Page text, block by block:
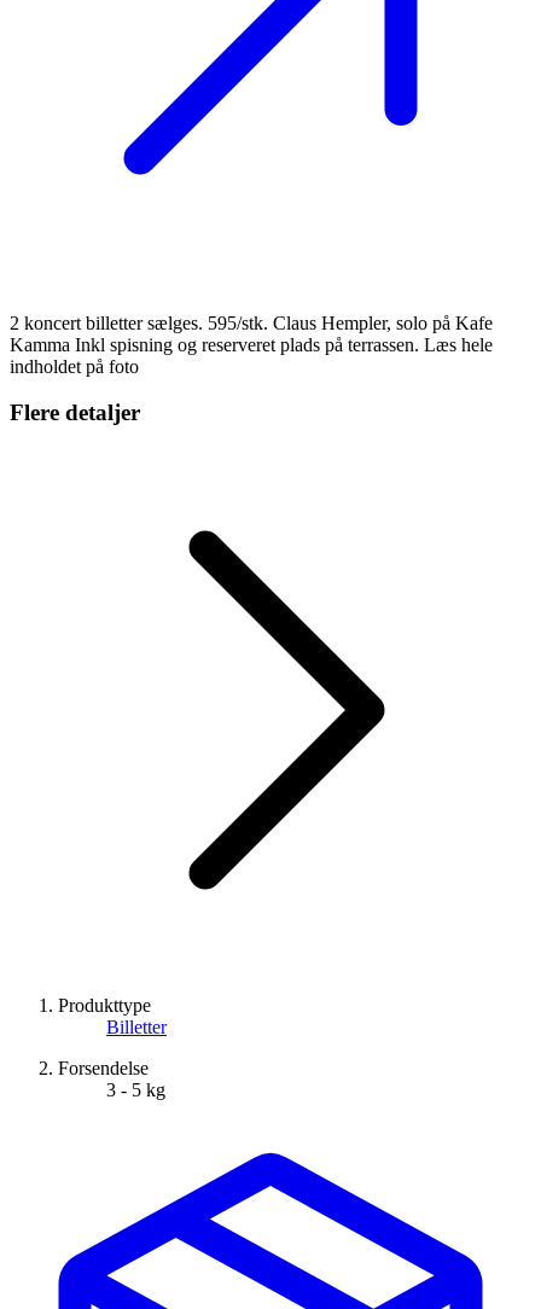
2 koncert billetter sælges. 595/stk. Claus Hempler, solo på Kafe
Kamma Inkl spisning og reserveret plads på terrassen. Læs hele
indholdet på foto
Flere detaljer
Produkttype
Billetter
Forsendelse
3 - 5 kg